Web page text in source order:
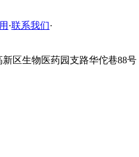
·联系我们·
区生物医药园支路华佗巷88号